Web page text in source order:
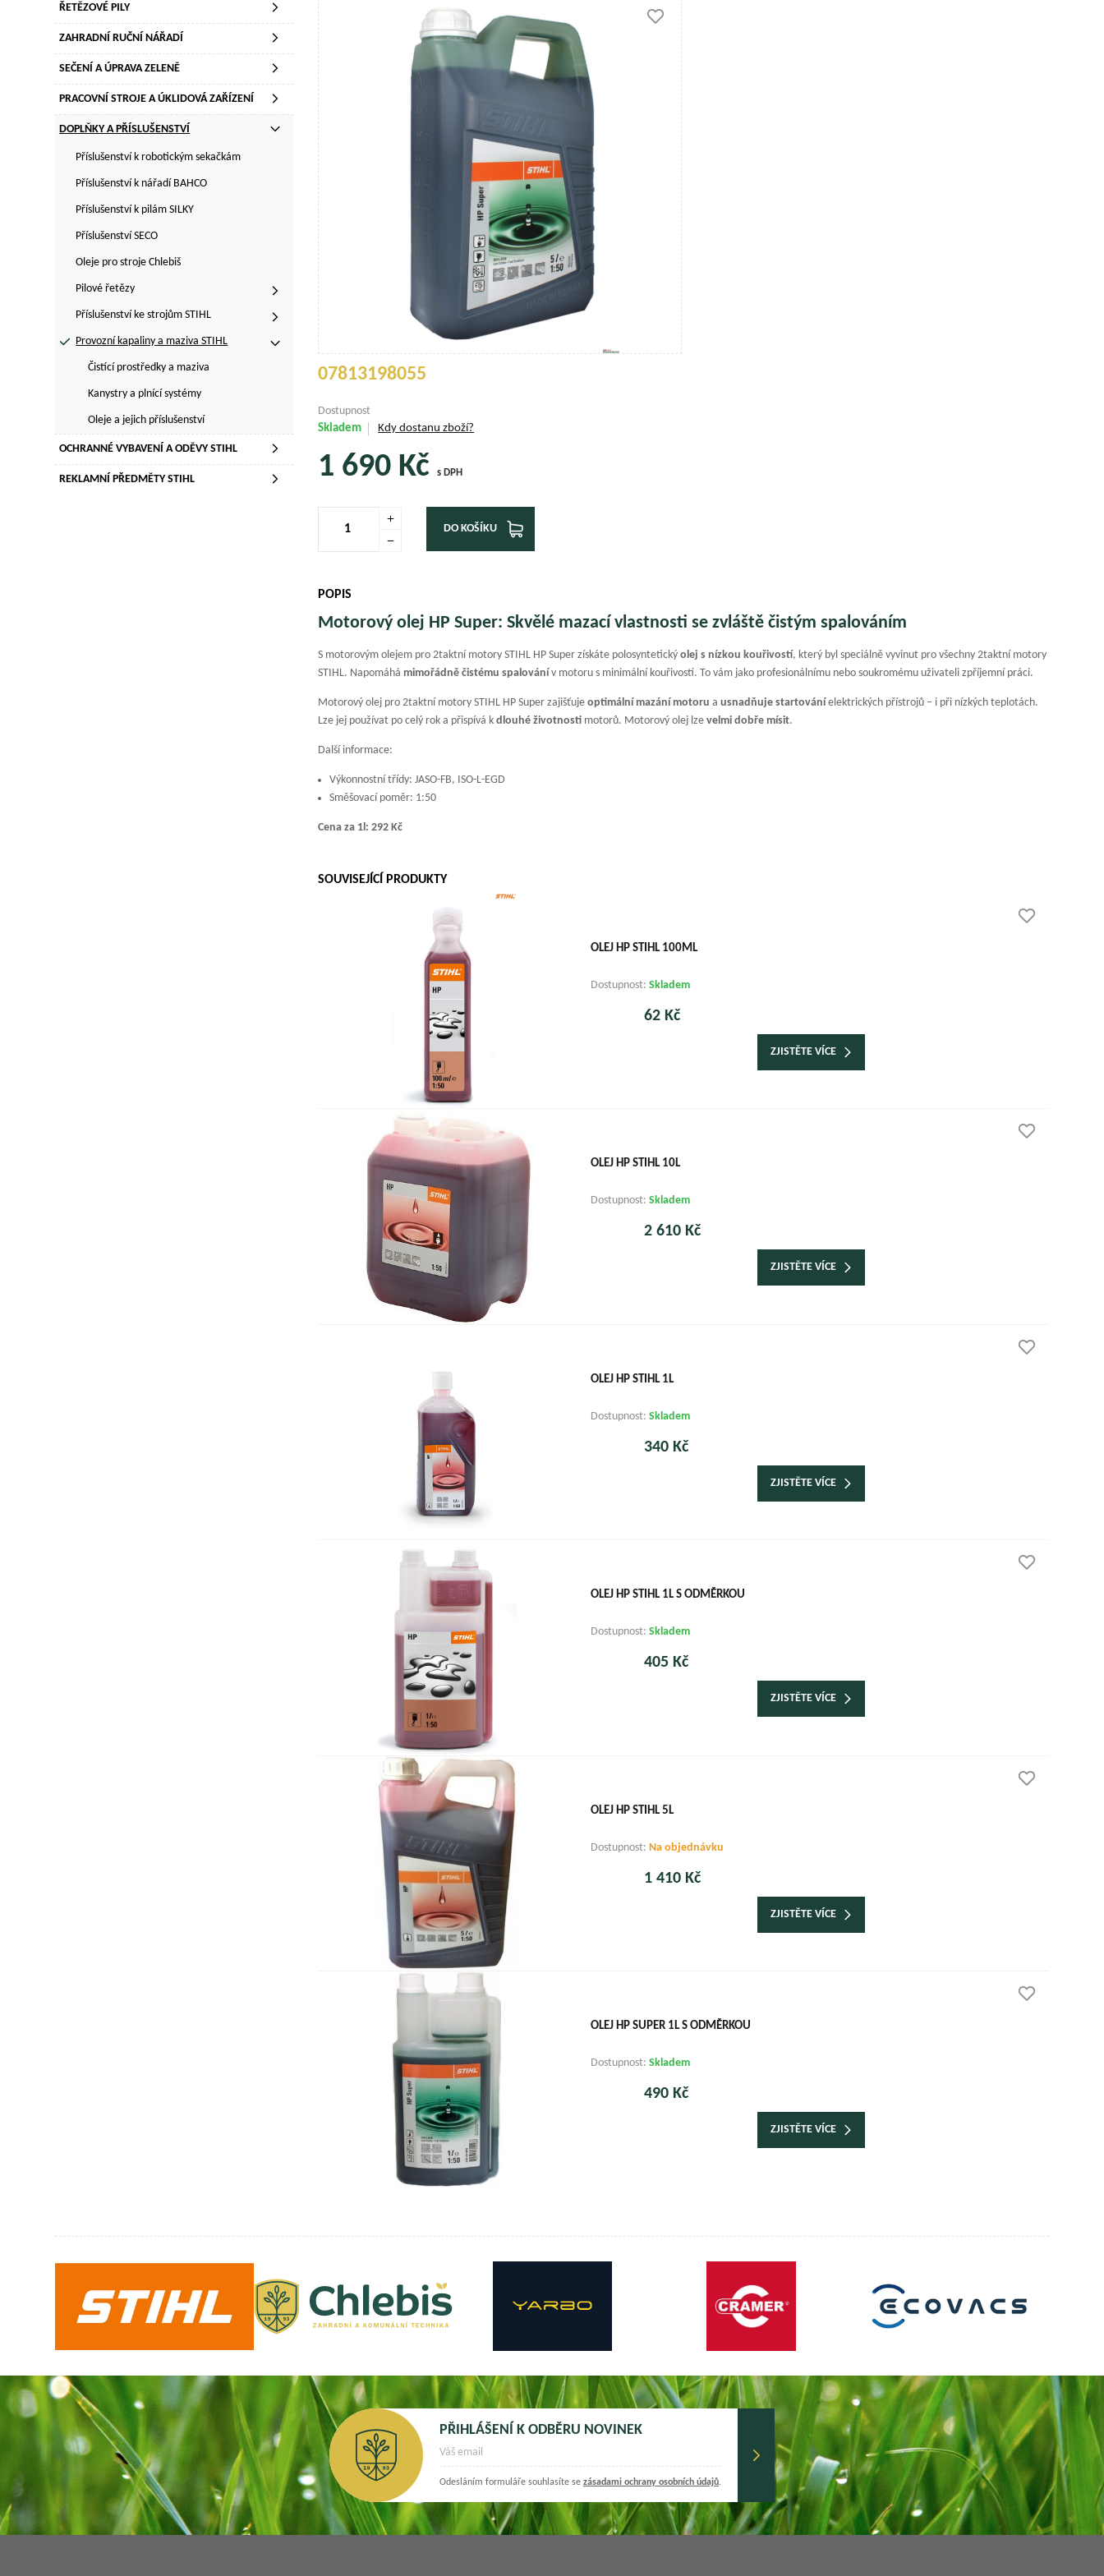
ŘETĚZOVÉ PILY
ZAHRADNÍ RUČNÍ NÁŘADÍ
SEČENÍ A ÚPRAVA ZELENĚ
PRACOVNÍ STROJE A ÚKLIDOVÁ ZAŘÍZENÍ
DOPLŇKY A PŘÍSLUŠENSTVÍ
Příslušenství k robotickým sekačkám
Příslušenství k nářadí BAHCO
Příslušenství k pilám SILKY
Příslušenství SECO
Oleje pro stroje Chlebiš
Pilové řetězy
Příslušenství ke strojům STIHL
Provozní kapaliny a maziva STIHL
Čistící prostředky a maziva
Kanystry a plnící systémy
Oleje a jejich příslušenství
OCHRANNÉ VYBAVENÍ A ODĚVY STIHL
REKLAMNÍ PŘEDMĚTY STIHL
07813198055
Dostupnost
Skladem
Kdy dostanu zboží?
1 690 Kčs DPH
DO KOŠÍKU
POPIS
Motorový olej HP Super: Skvělé mazací vlastnosti se zvláště čistým spalováním
S motorovým olejem pro 2taktní motory STIHL HP Super získáte polosyntetickýolej s nízkou kouřivostí, který byl speciálně vyvinut pro všechny 2taktní motory
STIHL. Napomáhá mimořádně čistému spalování v motoru s minimální kouřivostí. To vám jako profesionálnímu nebo soukromému uživateli zpříjemní práci.
Motorový olej pro 2taktní motory STIHL HP Super zajišťujeoptimální mazání motoru ausnadňuje startování elektrických přístrojů – i při nízkých teplotách.
Lze jej používat po celý rok a přispívá kdlouhé životnosti motorů. Motorový olej lzevelmi dobře mísit.
Další informace:
Výkonnostní třídy: JASO-FB, ISO-L-EGD
Směšovací poměr: 1:50
Cena za 1l: 292 Kč
SOUVISEJÍCÍ PRODUKTY
OLEJ HP STIHL 100ML
Dostupnost: Skladem
62 Kč
ZJISTĚTE VÍCE
OLEJ HP STIHL 10L
Dostupnost: Skladem
2 610 Kč
ZJISTĚTE VÍCE
OLEJ HP STIHL 1L
Dostupnost: Skladem
340 Kč
ZJISTĚTE VÍCE
OLEJ HP STIHL 1L S ODMĚRKOU
Dostupnost: Skladem
405 Kč
ZJISTĚTE VÍCE
OLEJ HP STIHL 5L
Dostupnost: Na objednávku
1 410 Kč
ZJISTĚTE VÍCE
OLEJ HP SUPER 1L S ODMĚRKOU
Dostupnost: Skladem
490 Kč
ZJISTĚTE VÍCE
PŘIHLÁŠENÍ K ODBĚRU NOVINEK
Odesláním formuláře souhlasíte se zásadami ochrany osobních údajů.